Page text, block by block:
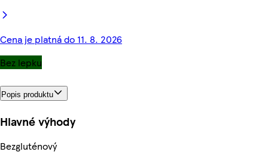
Cena je platná do 11. 8. 2026
Bez lepku
Popis produktu
Hlavné výhody
Bezgluténový